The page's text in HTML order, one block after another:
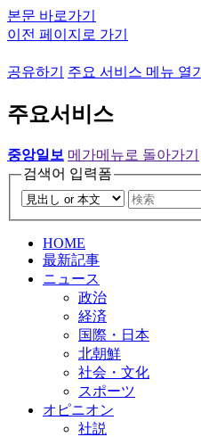
본문 바로가기
이전 페이지로 가기
공유하기 주요 서비스 메뉴 열기
주요서비스
중앙일보 메가메뉴로 돌아가기
검색어 입력폼
HOME
最新記事
ニュース
政治
経済
国際・日本
北朝鮮
社会・文化
スポーツ
オピニオン
社説